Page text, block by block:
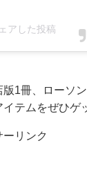
アした投稿
1冊、ローソ
テムをぜひゲ
ーリンク